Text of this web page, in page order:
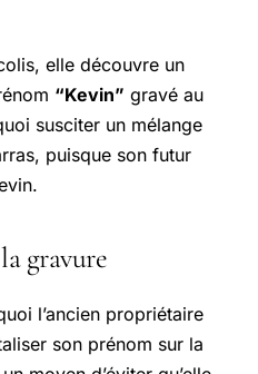
elle découvre un
“Kevin” gravé au
susciter un mélange
puisque son futur
gravure
l’ancien propriétaire
son prénom sur la